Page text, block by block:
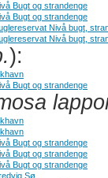
Bugt og strandenge
Bugt og strandenge
Nivå bugt,
Nivå bugt,
):
Bugt og strandenge
Bugt og strandenge
Bugt og strandenge
Bugt og strandenge
Sø